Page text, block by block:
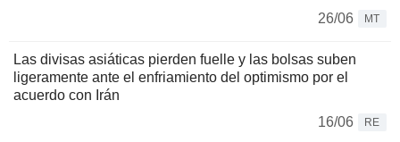
26/06
MT
Las divisas asiáticas pierden fuelle y las bolsas suben
ligeramente ante el enfriamiento del optimismo por el
acuerdo con Irán
16/06
RE